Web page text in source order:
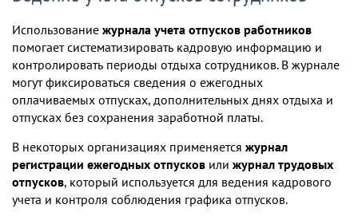
Использование журнала учета отпусков работников
помогает систематизировать кадровую информацию и
контролировать периоды отдыха сотрудников. В журнале
могут фиксироваться сведения о ежегодных
оплачиваемых отпусках, дополнительных днях отдыха и
отпусках без сохранения заработной платы.
В некоторых организациях применяется журнал
регистрации ежегодных отпусков или журнал трудовых
отпусков, который используется для ведения кадрового
учета и контроля соблюдения графика отпусков.